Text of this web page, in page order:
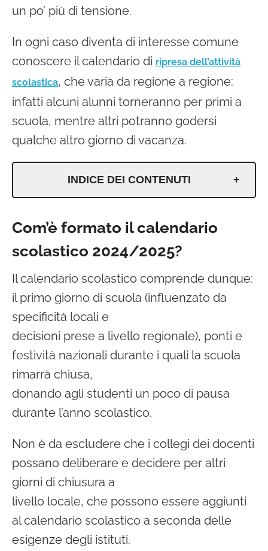
un po’ più di tensione.
In ogni caso diventa di interesse comune
conoscere il calendario di ripresa dell’attività
scolastica, che varia da regione a regione:
infatti alcuni alunni torneranno per primi a
scuola, mentre altri potranno godersi
qualche altro giorno di vacanza.
INDICE DEI CONTENUTI
Com’è formato il calendario
scolastico 2024/2025?
Il calendario scolastico comprende dunque:
il primo giorno di scuola (influenzato da
specificità locali e
decisioni prese a livello regionale), ponti e
festività nazionali durante i quali la scuola
rimarrà chiusa,
donando agli studenti un poco di pausa
durante l’anno scolastico.
Non è da escludere che i collegi dei docenti
possano deliberare e decidere per altri
giorni di chiusura a
livello locale, che possono essere aggiunti
al calendario scolastico a seconda delle
esigenze degli istituti.